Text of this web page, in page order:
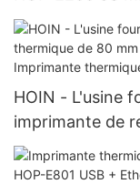
portable sans
spéciale
HOIN - L'usine
imprimante de
coupe-papier
thermique de